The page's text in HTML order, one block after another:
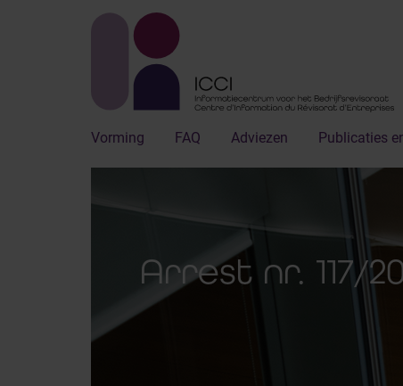
Vorming FAQ Adviezen Publicaties
Arrest nr. 117/